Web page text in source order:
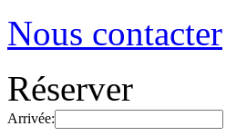
Nous contacter
Réserver
Arrivée: